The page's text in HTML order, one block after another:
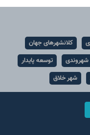
کلانشهرهای جهان
توسعه پایدار
شهر خلاق